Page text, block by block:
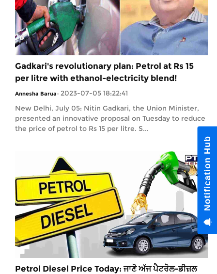
Gadkari's revolutionary plan: Petrol at Rs 15
per litre with ethanol-electricity blend!
Annesha Barua- 2023-07-05 18:22:41
New Delhi, July 05: Nitin Gadkari, the Union Minister,
presented an innovative proposal on Tuesday to reduce
the price of petrol to Rs 15 per litre. S...
Petrol Diesel Price Today: ਜਾਣੋ ਅੱਜ ਪੈਟਰੋਲ-ਡੀਜ਼ਲ